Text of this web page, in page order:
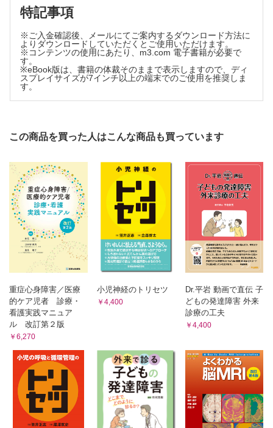
索引
特記事項
※ご入金確認後、メールにてご案内するダウンロード方法に
よりダウンロードしていただくとご使用いただけます。
※コンテンツの使用にあたり、m3.com 電子書籍が必要で
す。
※eBook版は、書籍の体裁そのままで表示しますので、ディ
スプレイサイズが7インチ以上の端末でのご使用を推奨しま
す。
この商品を買った人はこんな商品も買っています
重症心身障害／医療
的ケア児者 診療・
看護実践マニュア
ル 改訂第２版
￥6,270
小児神経のトリセツ
￥4,400
Dr.平岩 動画で直伝 子
どもの発達障害 外来
診療の工夫
￥4,400